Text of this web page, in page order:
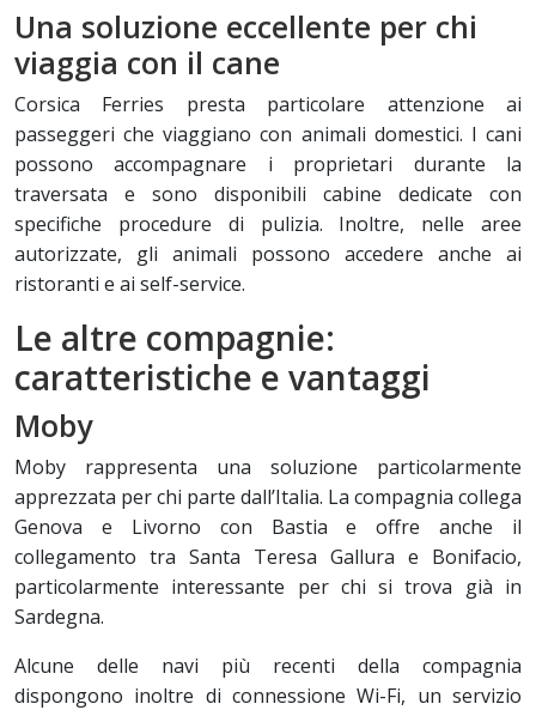
Una soluzione eccellente per chi
viaggia con il cane
Corsica Ferries presta particolare attenzione ai
passeggeri che viaggiano con animali domestici. I cani
possono accompagnare i proprietari durante la
traversata e sono disponibili cabine dedicate con
specifiche procedure di pulizia. Inoltre, nelle aree
autorizzate, gli animali possono accedere anche ai
ristoranti e ai self-service.
Le altre compagnie:
caratteristiche e vantaggi
Moby
Moby rappresenta una soluzione particolarmente
apprezzata per chi parte dall’Italia. La compagnia collega
Genova e Livorno con Bastia e offre anche il
collegamento tra Santa Teresa Gallura e Bonifacio,
particolarmente interessante per chi si trova già in
Sardegna.
Alcune delle navi più recenti della compagnia
dispongono inoltre di connessione Wi-Fi, un servizio